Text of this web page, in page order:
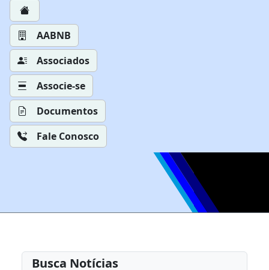
AABNB
Associados
Associe-se
Documentos
Fale Conosco
Busca Notícias